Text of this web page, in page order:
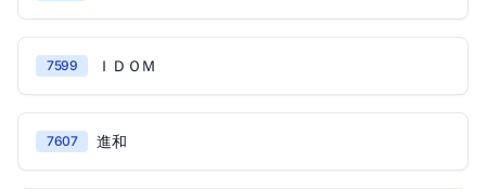
7599 ＩＤＯＭ
7607 進和